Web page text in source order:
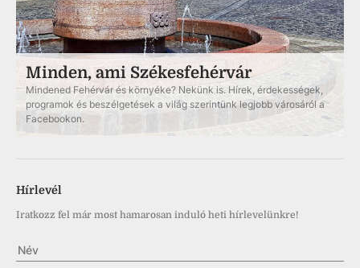
Minden, ami Székesfehérvár
Mindened Fehérvár és környéke? Nekünk is. Hírek, érdekességek,
programok és beszélgetések a világ szerintünk legjobb városáról a
Facebookon.
Hírlevél
Iratkozz fel már most hamarosan induló heti hírlevelünkre!